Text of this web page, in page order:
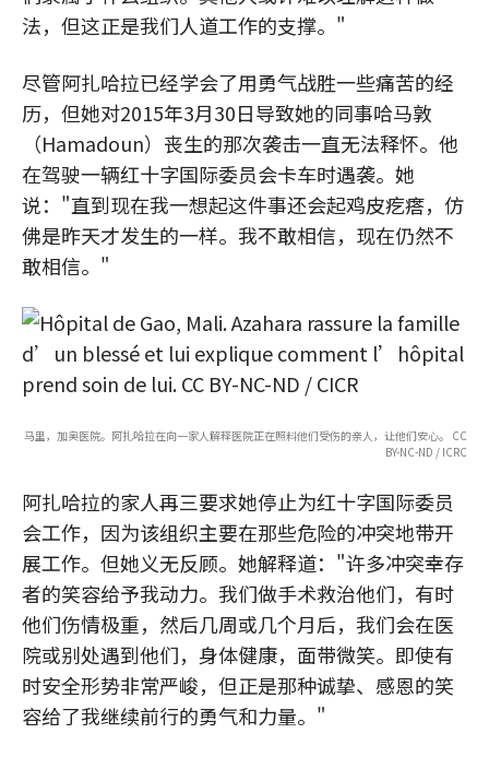
法，但这正是我们人道工作的支撑。"
尽管阿扎哈拉已经学会了用勇气战胜一些痛苦的经
历，但她对2015年3月30日导致她的同事哈马敦
（Hamadoun）丧生的那次袭击一直无法释怀。他
在驾驶一辆红十字国际委员会卡车时遇袭。她
说："直到现在我一想起这件事还会起鸡皮疙瘩，仿
佛是昨天才发生的一样。我不敢相信，现在仍然不
敢相信。"
马里，加奥医院。阿扎哈拉在向一家人解释医院正在照料他们受伤的亲人，让他们安心。 CC
BY-NC-ND / ICRC
阿扎哈拉的家人再三要求她停止为红十字国际委员
会工作，因为该组织主要在那些危险的冲突地带开
展工作。但她义无反顾。她解释道："许多冲突幸存
者的笑容给予我动力。我们做手术救治他们，有时
他们伤情极重，然后几周或几个月后，我们会在医
院或别处遇到他们，身体健康，面带微笑。即使有
时安全形势非常严峻，但正是那种诚挚、感恩的笑
容给了我继续前行的勇气和力量。"